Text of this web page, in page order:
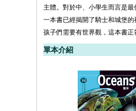
主體。對於中、小學生而言是
一本書已經揭開了騎士和城堡
孩子們需要有世界觀，這本書
單本介紹